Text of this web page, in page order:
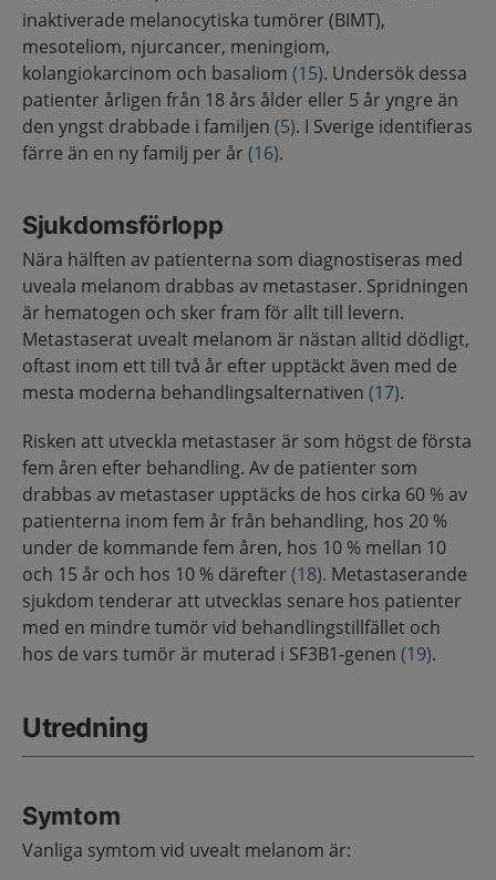
inaktiverade melanocytiska tumörer (BIMT),
mesoteliom, njurcancer, meningiom,
kolangiokarcinom och basaliom (15). Undersök dessa
patienter årligen från 18 års ålder eller 5 år yngre än
den yngst drabbade i familjen (5). I Sverige identifieras
färre än en ny familj per år (16).
Sjukdomsförlopp
Nära hälften av patienterna som diagnostiseras med
uveala melanom drabbas av metastaser. Spridningen
är hematogen och sker fram för allt till levern.
Metastaserat uvealt melanom är nästan alltid dödligt,
oftast inom ett till två år efter upptäckt även med de
mesta moderna behandlingsalternativen (17).
Risken att utveckla metastaser är som högst de första
fem åren efter behandling. Av de patienter som
drabbas av metastaser upptäcks de hos cirka 60 % av
patienterna inom fem år från behandling, hos 20 %
under de kommande fem åren, hos 10 % mellan 10
och 15 år och hos 10 % därefter (18). Metastaserande
sjukdom tenderar att utvecklas senare hos patienter
med en mindre tumör vid behandlingstillfället och
hos de vars tumör är muterad i SF3B1-genen (19).
Utredning
Symtom
Vanliga symtom vid uvealt melanom är: